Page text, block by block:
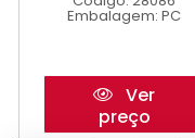
Embalagem: PC
Ver
preço